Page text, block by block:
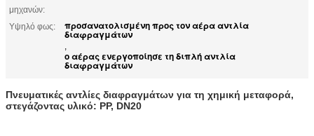
μηχανών:
Υψηλό φως: προσανατολισμένη προς τον αέρα αντλία
διαφραγμάτων
,
ο αέρας ενεργοποίησε τη διπλή αντλία
διαφραγμάτων
Πνευματικές αντλίες διαφραγμάτων για τη χημική μεταφορά,
στεγάζοντας υλικό: PP, DN20